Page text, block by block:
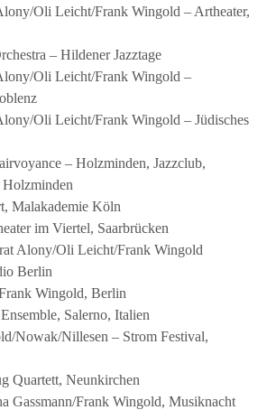
Oli Leicht/Frank Wingold – Artheater,
– Hildener Jazztage
Oli Leicht/Frank Wingold –
Oli Leicht/Frank Wingold – Jüdisches
– Holzminden, Jazzclub,
Malakademie Köln
im Viertel, Saarbrücken
Alony/Oli Leicht/Frank Wingold
Berlin
Wingold, Berlin
Salerno, Italien
Nowak/Nillesen – Strom Festival,
Quartett, Neunkirchen
Gassmann/Frank Wingold, Musiknacht